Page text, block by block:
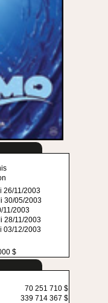
26/11/2003
30/05/2003
11/2003
28/11/2003
03/12/2003
$
70 251 710 $
339 714 367 $